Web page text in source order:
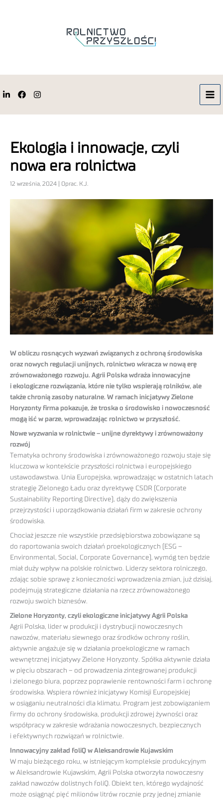
Ekologia i innowacje, czyli
nowa era rolnictwa
12 września, 2024 | Oprac. K.J.
W obliczu rosnących wyzwań związanych z ochroną środowiska
oraz nowych regulacji unijnych, rolnictwo wkracza w nową erę
zrównoważonego rozwoju. Agrii Polska wdraża innowacyjne
i ekologiczne rozwiązania, które nie tylko wspierają rolników, ale
także chronią zasoby naturalne. W ramach inicjatywy Zielone
Horyzonty firma pokazuje, że troska o środowisko i nowoczesność
mogą iść w parze, wprowadzając rolnictwo w przyszłość.
Nowe wyzwania w rolnictwie – unijne dyrektywy i zrównoważony
rozwój
Tematyka ochrony środowiska i zrównoważonego rozwoju staje się
kluczowa w kontekście przyszłości rolnictwa i europejskiego
ustawodawstwa. Unia Europejska, wprowadzając w ostatnich latach
strategię Zielonego Ładu oraz dyrektywę CSDR (Corporate
Sustainability Reporting Directive), dąży do zwiększenia
przejrzystości i uporządkowania działań firm w zakresie ochrony
środowiska.
Chociaż jeszcze nie wszystkie przedsiębiorstwa zobowiązane są
do raportowania swoich działań proekologicznych (ESG –
Environmental, Social, Corporate Governance), wymóg ten będzie
miał duży wpływ na polskie rolnictwo. Liderzy sektora rolniczego,
zdając sobie sprawę z konieczności wprowadzenia zmian, już dzisiaj,
podejmują strategiczne działania na rzecz zrównoważonego
rozwoju swoich biznesów.
Zielone Horyzonty, czyli ekologiczne inicjatywy Agrii Polska
Agrii Polska, lider w produkcji i dystrybucji nowoczesnych
nawozów, materiału siewnego oraz środków ochrony roślin,
aktywnie angażuje się w działania proekologiczne w ramach
wewnętrznej inicjatywy Zielone Horyzonty. Spółka aktywnie działa
w pięciu obszarach – od prowadzenia zintegrowanej produkcji
i zielonego biura, poprzez poprawienie rentowności farm i ochronę
środowiska. Wspiera również inicjatywy Komisji Europejskiej
w osiąganiu neutralności dla klimatu. Program jest zobowiązaniem
firmy do ochrony środowiska, produkcji zdrowej żywności oraz
współpracy w zakresie wdrażania nowoczesnych, bezpiecznych
i efektywnych rozwiązań w rolnictwie.
Innowacyjny zakład foliQ w Aleksandrowie Kujawskim
W maju bieżącego roku, w istniejącym kompleksie produkcyjnym
w Aleksandrowie Kujawskim, Agrii Polska otworzyła nowoczesny
zakład nawozów dolistnych foliQ. Obiekt ten, którego wydajność
może osiągnąć pięć milionów litrów rocznie przy jednej zmianie